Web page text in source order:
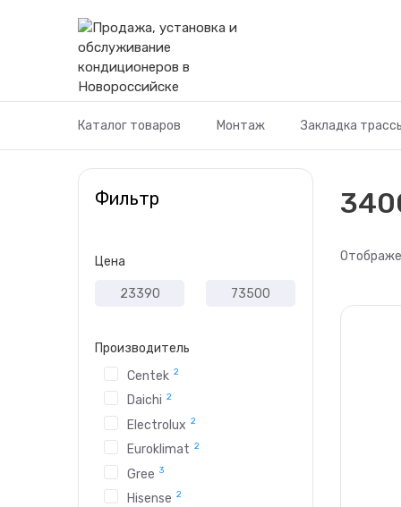
содержимому
Каталог товаров Монтаж Закладка
Фильтр
Цена
Производитель
Centek 2
Daichi 2
Electrolux 2
Euroklimat 2
Gree 3
Hisense 2